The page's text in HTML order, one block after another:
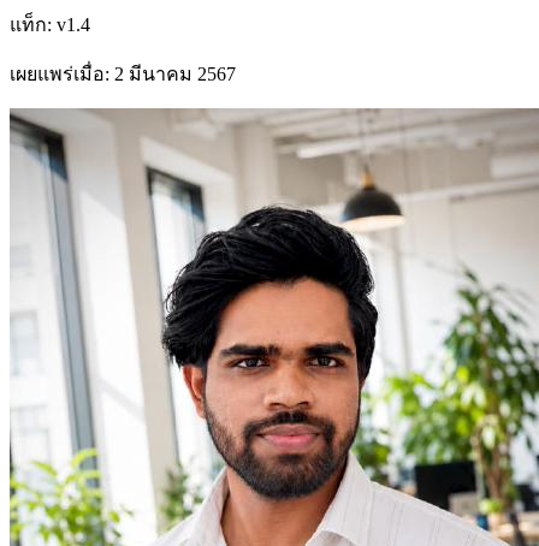
แท็ก: v1.4
เผยแพร่เมื่อ: 2 มีนาคม 2567